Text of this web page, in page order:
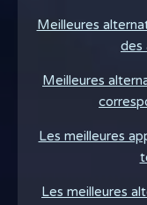
Meilleures
des
Meilleures
Les meilleures
Les meilleures